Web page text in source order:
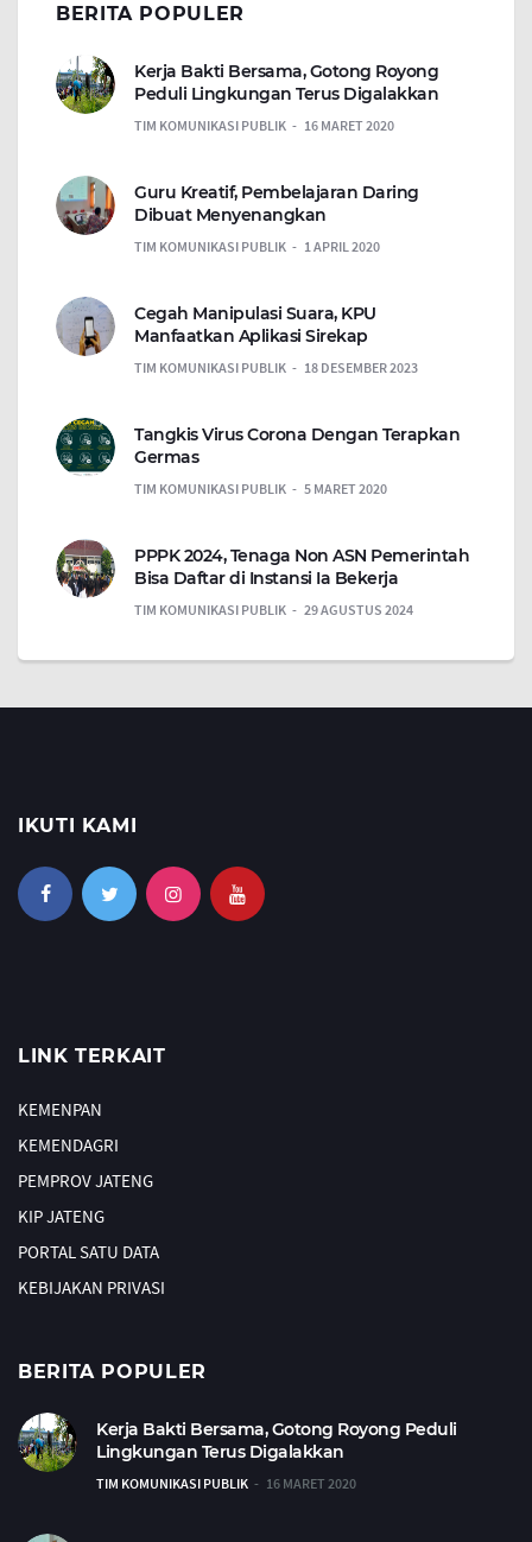
BERITA POPULER
Kerja Bakti Bersama, Gotong Royong
Peduli Lingkungan Terus Digalakkan
TIM KOMUNIKASI PUBLIK 16 MARET 2020
Guru Kreatif, Pembelajaran Daring
Dibuat Menyenangkan
TIM KOMUNIKASI PUBLIK 1 APRIL 2020
Cegah Manipulasi Suara, KPU
Manfaatkan Aplikasi Sirekap
TIM KOMUNIKASI PUBLIK 18 DESEMBER 2023
Tangkis Virus Corona Dengan Terapkan
Germas
TIM KOMUNIKASI PUBLIK 5 MARET 2020
PPPK 2024, Tenaga Non ASN Pemerintah
Bisa Daftar di Instansi Ia Bekerja
TIM KOMUNIKASI PUBLIK 29 AGUSTUS 2024
IKUTI KAMI
LINK TERKAIT
KEMENPAN
KEMENDAGRI
PEMPROV JATENG
KIP JATENG
PORTAL SATU DATA
KEBIJAKAN PRIVASI
BERITA POPULER
Kerja Bakti Bersama, Gotong Royong Peduli
Lingkungan Terus Digalakkan
TIM KOMUNIKASI PUBLIK 16 MARET 2020